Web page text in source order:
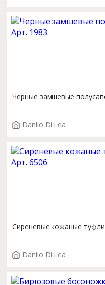
Черные замшевые
Danilo Di Lea
Сиреневые кожаные
Danilo Di Lea